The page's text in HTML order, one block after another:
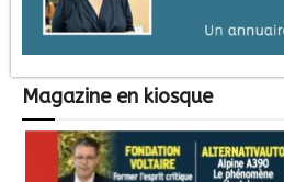
Magazine en kiosque